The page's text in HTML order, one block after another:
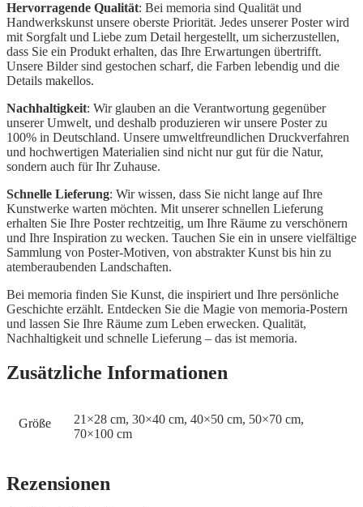
Hervorragende Qualität: Bei memoria sind Qualität und
Handwerkskunst unsere oberste Priorität. Jedes unserer Poster wird
mit Sorgfalt und Liebe zum Detail hergestellt, um sicherzustellen,
dass Sie ein Produkt erhalten, das Ihre Erwartungen übertrifft.
Unsere Bilder sind gestochen scharf, die Farben lebendig und die
Details makellos.
Nachhaltigkeit: Wir glauben an die Verantwortung gegenüber
unserer Umwelt, und deshalb produzieren wir unsere Poster zu
100% in Deutschland. Unsere umweltfreundlichen Druckverfahren
und hochwertigen Materialien sind nicht nur gut für die Natur,
sondern auch für Ihr Zuhause.
Schnelle Lieferung: Wir wissen, dass Sie nicht lange auf Ihre
Kunstwerke warten möchten. Mit unserer schnellen Lieferung
erhalten Sie Ihre Poster rechtzeitig, um Ihre Räume zu verschönern
und Ihre Inspiration zu wecken. Tauchen Sie ein in unsere vielfältige
Sammlung von Poster-Motiven, von abstrakter Kunst bis hin zu
atemberaubenden Landschaften.
Bei memoria finden Sie Kunst, die inspiriert und Ihre persönliche
Geschichte erzählt. Entdecken Sie die Magie von memoria-Postern
und lassen Sie Ihre Räume zum Leben erwecken. Qualität,
Nachhaltigkeit und schnelle Lieferung – das ist memoria.
Zusätzliche Informationen
Größe
21×28 cm, 30×40 cm, 40×50 cm, 50×70 cm,
70×100 cm
Rezensionen